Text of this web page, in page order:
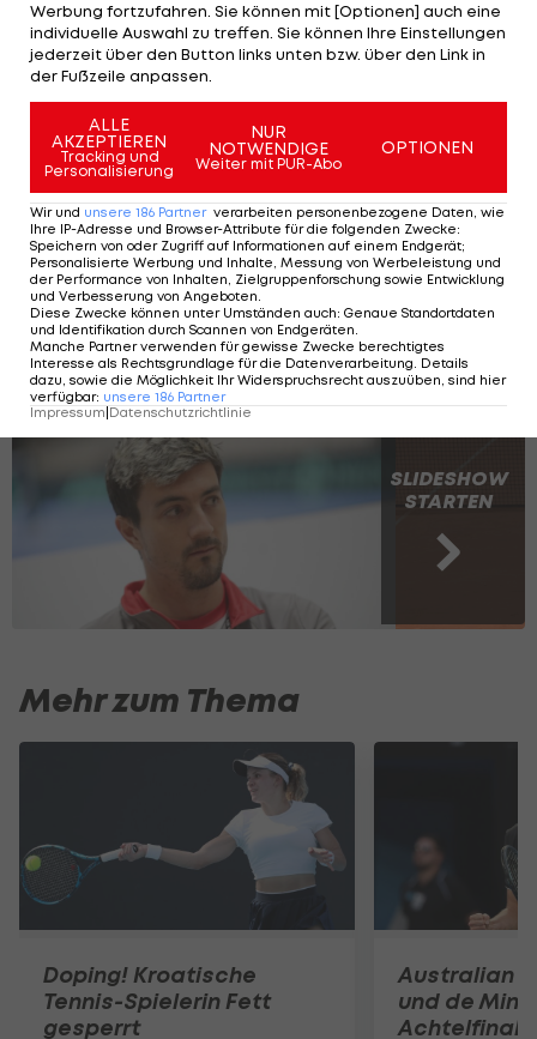
Schwärzler peilt in Roland Garros den Titel an.Der
Druck sei für ihn dadurch aber auch recht hoch
>>>
Warum Schwärzler kein
zweiter Thiem werden
wird
Tennis - ATP
Thiem-Nachfolge: Diese ÖTV-Asse
tummeln sich im ATP-Ranking
SLIDESHOW
STARTEN
Mehr zum Thema
Doping! Kroatische
Tennis-Spielerin Fett
gesperrt
Australian
und de
Werbung fortzufahren. Sie können mit [Optionen] auch eine
individuelle Auswahl zu treffen. Sie können Ihre Einstellungen
jederzeit über den Button links unten bzw. über den Link in
der Fußzeile anpassen.
ALLE
AKZEPTIEREN
Tracking und
Personalisierung
NUR
NOTWENDIGE
Weiter mit PUR-Abo
OPTIONEN
Wir und unsere 186 Partner verarbeiten personenbezogene Daten, wie
Ihre IP-Adresse und Browser-Attribute für die folgenden Zwecke:
Speichern von oder Zugriff auf Informationen auf einem Endgerät;
Personalisierte Werbung und Inhalte, Messung von Werbeleistung und
der Performance von Inhalten, Zielgruppenforschung sowie Entwicklung
und Verbesserung von Angeboten.
Diese Zwecke können unter Umständen auch: Genaue Standortdaten
und Identifikation durch Scannen von Endgeräten.
Manche Partner verwenden für gewisse Zwecke berechtigtes
Interesse als Rechtsgrundlage für die Datenverarbeitung. Details
dazu, sowie die Möglichkeit Ihr Widerspruchsrecht auszuüben, sind hier
verfügbar: unsere 186 Partner
Impressum Datenschutzrichtlinie